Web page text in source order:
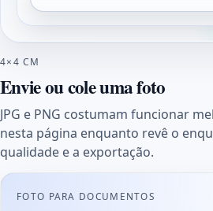
4×4 CM
Envie ou cole uma foto
JPG e PNG costumam funcionar
nesta página enquanto revê o
qualidade e a exportação.
FOTO PARA DOCUMENTOS